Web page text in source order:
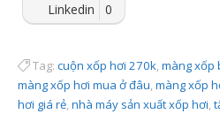
Linkedin 0
Tag: cuộn xốp hơi 270k,màng xốp
màng xốp hơi mua ở đâu,màng xốp
hơi giá rẻ,nhà máy sản xuất xốp hơi,